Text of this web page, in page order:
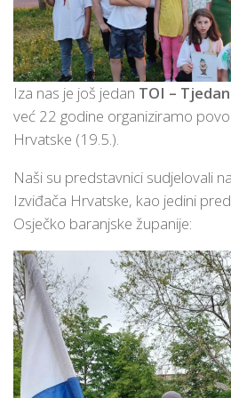
Iza nas je još jedan TOI –
već 22 godine organiziramo
Hrvatske (19.5.).
Naši su predstavnici sudjelovali
Izviđača Hrvatske, kao jedini
Osječko baranjske županije: